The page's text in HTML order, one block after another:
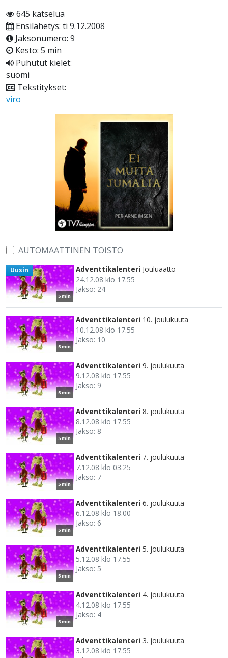
645 katselua
Ensilähetys: ti 9.12.2008
Jaksonumero: 9
Kesto: 5 min
Puhutut kielet:
suomi
Tekstitykset:
viro
AUTOMAATTINEN TOISTO
5 min
Uusin Adventtikalenteri Jouluaatto
24.12.08 klo 17.55
Jakso: 24
5 min
Adventtikalenteri 10. joulukuuta
10.12.08 klo 17.55
Jakso: 10
5 min
Adventtikalenteri 9. joulukuuta
9.12.08 klo 17.55
Jakso: 9
5 min
Adventtikalenteri 8. joulukuuta
8.12.08 klo 17.55
Jakso: 8
5 min
Adventtikalenteri 7. joulukuuta
7.12.08 klo 03.25
Jakso: 7
5 min
Adventtikalenteri 6. joulukuuta
6.12.08 klo 18.00
Jakso: 6
5 min
Adventtikalenteri 5. joulukuuta
5.12.08 klo 17.55
Jakso: 5
5 min
Adventtikalenteri 4. joulukuuta
4.12.08 klo 17.55
Jakso: 4
Adventtikalenteri 3. joulukuuta
3.12.08 klo 17.55